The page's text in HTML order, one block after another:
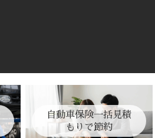
自動車保険一括見積
もりで節約